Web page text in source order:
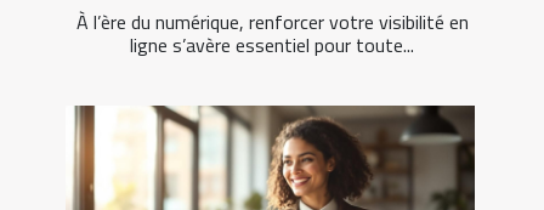
À l’ère du numérique, renforcer votre visibilité en
ligne s’avère essentiel pour toute...